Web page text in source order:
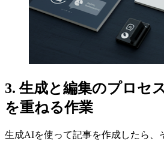
3. 生成と編集のプロセ
を重ねる作業
生成AIを使って記事を作成したら、